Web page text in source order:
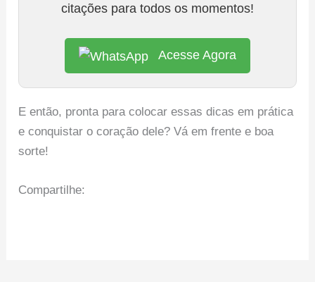
citações para todos os momentos!
Acesse Agora
E então, pronta para colocar essas dicas em prática
e conquistar o coração dele? Vá em frente e boa
sorte!
Compartilhe: